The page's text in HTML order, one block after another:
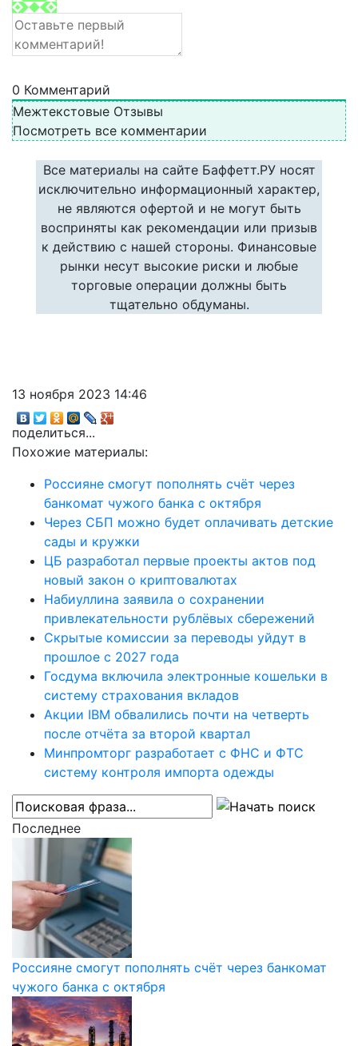
0 Комментарий
Межтекстовые Отзывы
Посмотреть все комментарии
Все материалы на сайте Баффетт.РУ носят
исключительно информационный характер,
не являются офертой и не могут быть
восприняты как рекомендации или призыв
к действию с нашей стороны. Финансовые
рынки несут высокие риски и любые
торговые операции должны быть
тщательно обдуманы.
13 ноября 2023 14:46
поделиться...
Похожие материалы:
Россияне смогут пополнять счёт через
банкомат чужого банка с октября
Через СБП можно будет оплачивать детские
сады и кружки
ЦБ разработал первые проекты актов под
новый закон о криптовалютах
Набиуллина заявила о сохранении
привлекательности рублёвых сбережений
Скрытые комиссии за переводы уйдут в
прошлое с 2027 года
Госдума включила электронные кошельки в
систему страхования вкладов
Акции IBM обвалились почти на четверть
после отчёта за второй квартал
Минпромторг разработает с ФНС и ФТС
систему контроля импорта одежды
Последнее
Россияне смогут пополнять счёт через банкомат
чужого банка с октября